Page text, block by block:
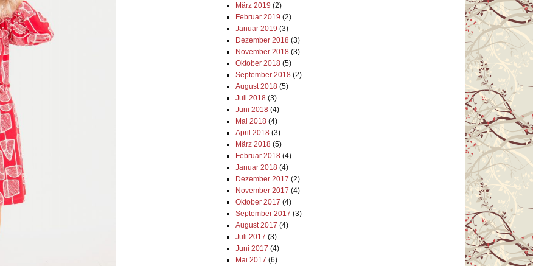
März 2019 (2)
Februar 2019 (2)
Januar 2019 (3)
Dezember 2018(3)
November 2018(3)
Oktober 2018(5)
September 2018(2)
August 2018(5)
Juli 2018(3)
Juni 2018(4)
Mai 2018(4)
April 2018(3)
März 2018(5)
Februar 2018(4)
Januar 2018(4)
Dezember 2017 (2)
November 2017 (4)
Oktober 2017 (4)
September 2017 (3)
August 2017 (4)
Juli 2017 (3)
Juni 2017 (4)
Mai 2017 (6)